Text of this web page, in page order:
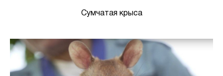
Сумчатая крыса